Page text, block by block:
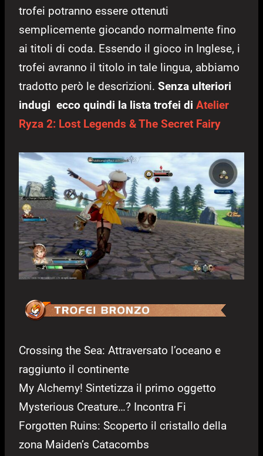
trofei potranno essere ottenuti
semplicemente giocando normalmente fino
ai titoli di coda. Essendo il gioco in Inglese, i
trofei avranno il titolo in tale lingua, abbiamo
tradotto però le descrizioni. Senza ulteriori
indugi ecco quindi la lista trofei di Atelier
Ryza 2: Lost Legends & The Secret Fairy
Crossing the Sea: Attraversato l’oceano e
raggiunto il continente
My Alchemy! Sintetizza il primo oggetto
Mysterious Creature…? Incontra Fi
Forgotten Ruins: Scoperto il cristallo della
zona Maiden’s Catacombs